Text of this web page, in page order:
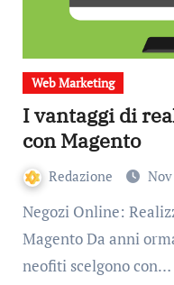
Web Marketing
I vantaggi di
con Magento
Redazione
Negozi Online: Realizzare Il Proprio Business Con
Magento Da anni
neofiti scelgono con…